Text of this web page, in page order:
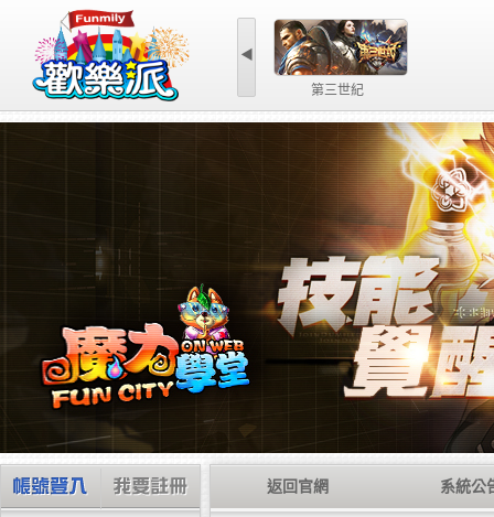
◀
第三世紀
返回官網 系統公